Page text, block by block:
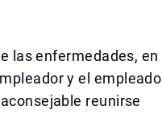
las enfermedades, en
y el
reunirse